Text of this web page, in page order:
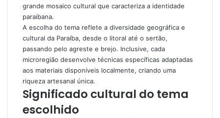
grande mosaico cultural que caracteriza a identidade
paraibana.
A escolha do tema reflete a diversidade geográfica e
cultural da Paraíba, desde o litoral até o sertão,
passando pelo agreste e brejo. Inclusive, cada
microregião desenvolve técnicas específicas adaptadas
aos materiais disponíveis localmente, criando uma
riqueza artesanal única.
Significado cultural do tema
escolhido